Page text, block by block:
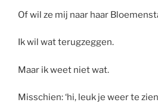
Of wil ze mij naar haar
Ik wil wat terugzeggen.
Maar ik weet niet wat.
Misschien: ‘hi, leuk je weer te